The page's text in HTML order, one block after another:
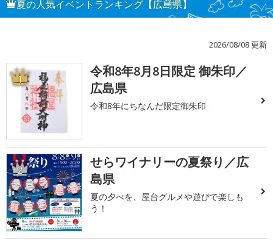
夏の人気イベントランキング【広島県】
2026/08/08 更新
1
令和8年8月8日限定 御朱印／
広島県
令和8年にちなんだ限定御朱印
2
せらワイナリーの夏祭り／広
島県
夏の夕べを、屋台グルメや遊びで楽しも
う！